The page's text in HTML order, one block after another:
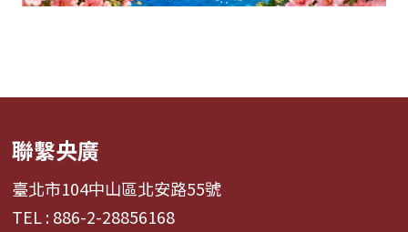
聯繫央廣
臺北市104中山區北安路55號
TEL : 886-2-28856168